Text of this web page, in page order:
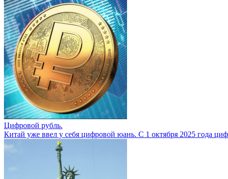
Цифровой рубль.
Китай уже ввел у себя цифровой юань. С 1 октября 2025 года